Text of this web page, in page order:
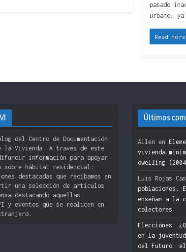
pasado
urbano, ya
Read more
del Centro de Documentación
Vivienda. A través de este
información para apoyar
sobre hábitat residencial:
destacadas que recibamos en
una selección de artículos
destacando aquellas
y eventos que se realicen en
Últimos
Ailen en
vivienda
dwelling
Luis Rojas
poblaciones.
enseñan a la
colectores
Elecciones:
en la
del Futuro: el